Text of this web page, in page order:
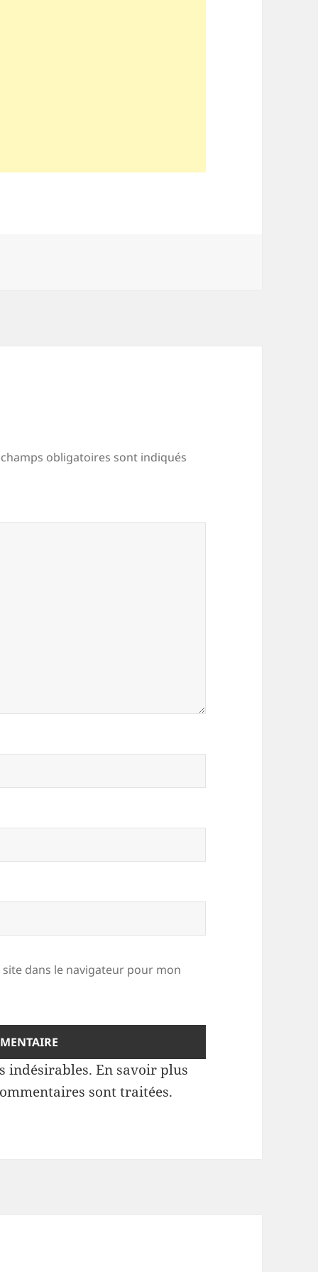
champs obligatoires sont indiqués
dans le navigateur pour mon
indésirables.En savoir plus
sont traitées.